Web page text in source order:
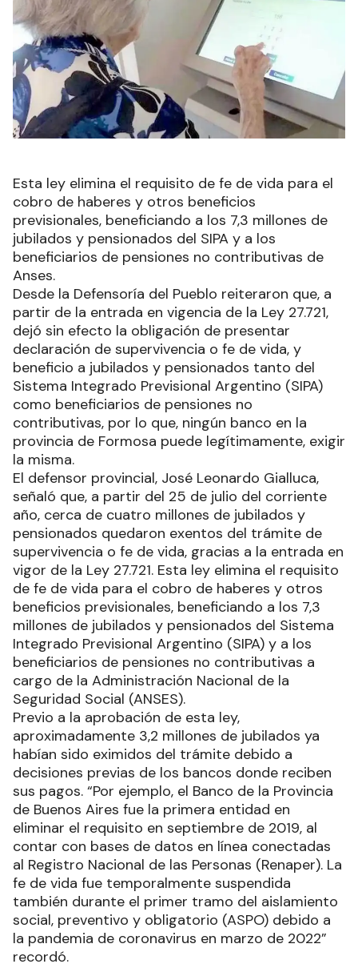
Esta ley elimina el requisito de fe de vida para el
cobro de haberes y otros beneficios
previsionales, beneficiando a los 7,3 millones de
jubilados y pensionados del SIPA y a los
beneficiarios de pensiones no contributivas de
Anses.
Desde la Defensoría del Pueblo reiteraron que, a
partir de la entrada en vigencia de la Ley 27.721,
dejó sin efecto la obligación de presentar
declaración de supervivencia o fe de vida, y
beneficio a jubilados y pensionados tanto del
Sistema Integrado Previsional Argentino (SIPA)
como beneficiarios de pensiones no
contributivas, por lo que, ningún banco en la
provincia de Formosa puede legítimamente, exigir
la misma.
El defensor provincial, José Leonardo Gialluca,
señaló que, a partir del 25 de julio del corriente
año, cerca de cuatro millones de jubilados y
pensionados quedaron exentos del trámite de
supervivencia o fe de vida, gracias a la entrada en
vigor de la Ley 27.721. Esta ley elimina el requisito
de fe de vida para el cobro de haberes y otros
beneficios previsionales, beneficiando a los 7,3
millones de jubilados y pensionados del Sistema
Integrado Previsional Argentino (SIPA) y a los
beneficiarios de pensiones no contributivas a
cargo de la Administración Nacional de la
Seguridad Social (ANSES).
Previo a la aprobación de esta ley,
aproximadamente 3,2 millones de jubilados ya
habían sido eximidos del trámite debido a
decisiones previas de los bancos donde reciben
sus pagos. “Por ejemplo, el Banco de la Provincia
de Buenos Aires fue la primera entidad en
eliminar el requisito en septiembre de 2019, al
contar con bases de datos en línea conectadas
al Registro Nacional de las Personas (Renaper). La
fe de vida fue temporalmente suspendida
también durante el primer tramo del aislamiento
social, preventivo y obligatorio (ASPO) debido a
la pandemia de coronavirus en marzo de 2022”
recordó.